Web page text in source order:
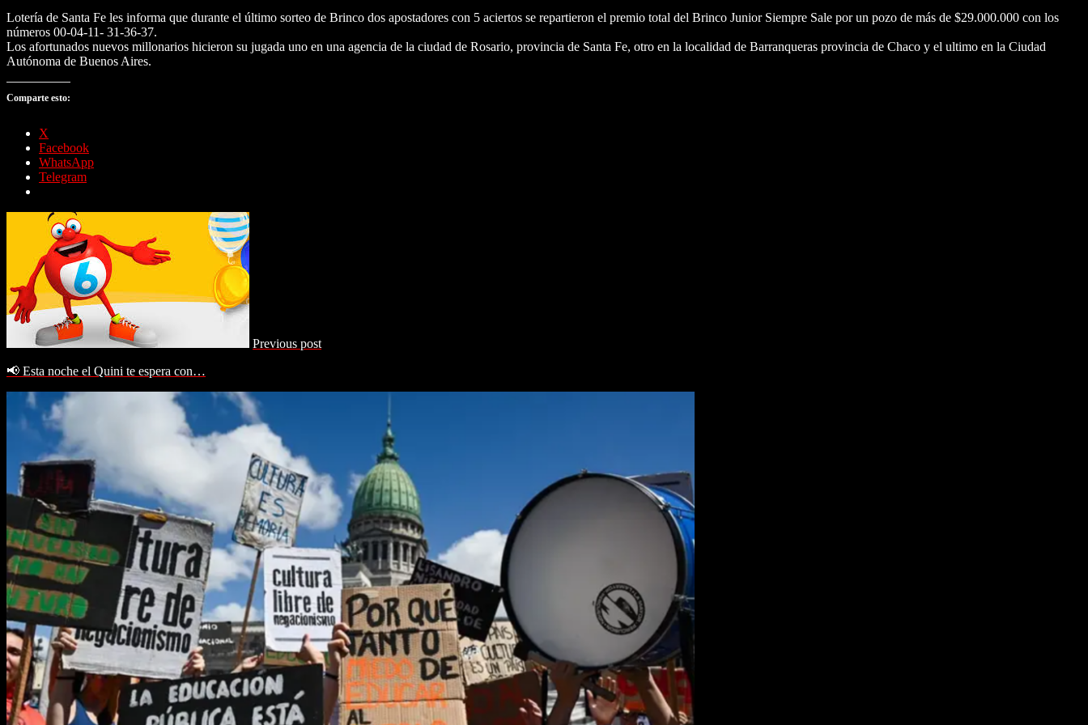
Lotería de Santa Fe les informa que durante el último sorteo de Brinco dos apostadores con 5 aciertos se repartieron el premio total del Brinco Junior Siempre Sale por un pozo de más de $29.000.000 con los
números 00-04-11- 31-36-37.
Los afortunados nuevos millonarios hicieron su jugada uno en una agencia de la ciudad de Rosario, provincia de Santa Fe, otro en la localidad de Barranqueras provincia de Chaco y el ultimo en la Ciudad
Autónoma de Buenos Aires.
Comparte esto:
X
Facebook
WhatsApp
Telegram
Previous post
📢 Esta noche el Quini te espera con…